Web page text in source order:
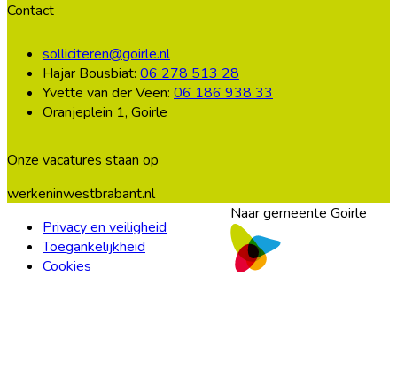
Contact
solliciteren@goirle.nl
Hajar Bousbiat: 06 278 513 28
Yvette van der Veen: 06 186 938 33
Oranjeplein 1, Goirle
Onze vacatures staan op
werkeninwestbrabant.nl
Privacy en veiligheid
Toegankelijkheid
Cookies
Naar gemeente Goirle